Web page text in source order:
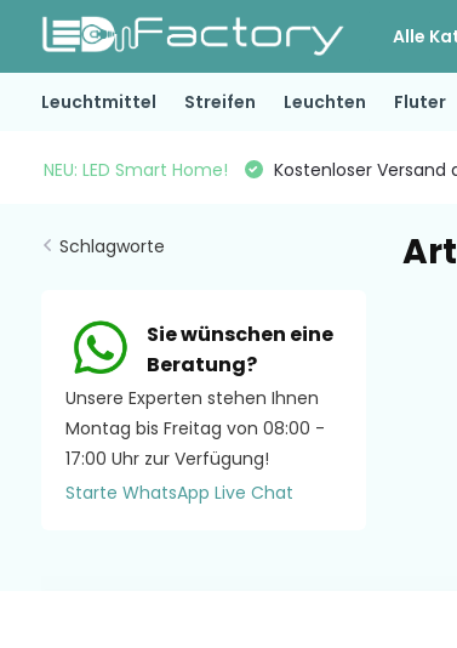
Alle
Leuchtmittel Streifen Leuchten Fluter
NEU: LED Smart Home! Kostenloser Versand
Schlagworte
Sie wünschen eine
Beratung?
Unsere Experten stehen Ihnen
Montag bis Freitag von 08:00 -
17:00 Uhr zur Verfügung!
Starte WhatsApp Live Chat